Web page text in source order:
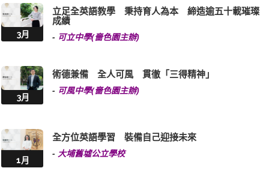
3月
立足全英語教學 秉持育人為本 締造逾五十載璀璨
成績
- 可立中學(嗇色園主辦)
3月
術德兼備 全人可風 貫徹「三得精神」
- 可風中學(嗇色園主辦)
1月
全方位英語學習 裝備自己迎接未來
- 大埔舊墟公立學校